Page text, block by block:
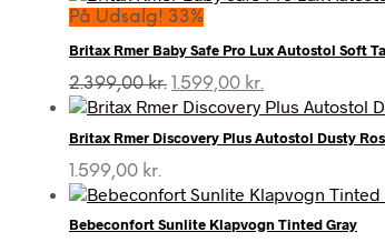
På Udsalg! 33%
Britax Rmer Baby Safe Pro Lux Autostol Soft
2.399,00kr. Den
oprindelige
var:
1.599,00 kr.
aktuelle
er:
Britax Rmer Discovery Plus Autostol Dusty
1.599,00 kr.
Bebeconfort Sunlite Klapvogn Tinted Gray